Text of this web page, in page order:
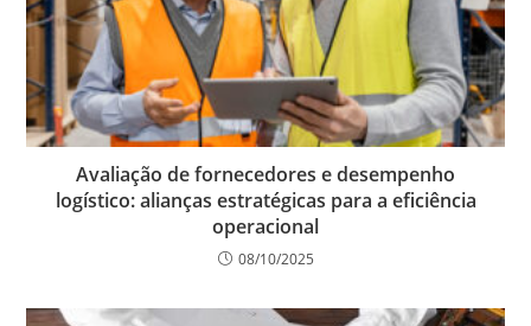
Avaliação de fornecedores e desempenho
logístico: alianças estratégicas para a eficiência
operacional
08/10/2025